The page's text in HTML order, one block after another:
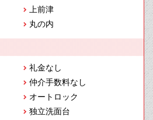
上前津
丸の内
礼金なし
仲介手数料なし
オートロック
独立洗面台